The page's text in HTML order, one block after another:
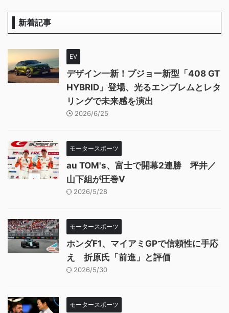
新着記事
EV
デザイン一新！プジョー新型「408 GT
HYBRID」登場、光るエンブレムとレタ
リングで未来感を演出
2026/6/25
モータースポーツ
au TOM's、富士で開幕2連勝 坪井／
山下組が圧巻V
2026/5/28
モータースポーツ
ホンダF1、マイアミGPで信頼性に手応
え 折原氏「前進」と評価
2026/5/30
モータースポーツ